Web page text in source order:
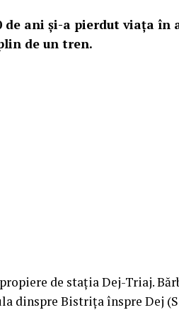
de ani și-a pierdut viața în
de un tren.
de stația Dej-Triaj.
dinspre Bistrița înspre Dej